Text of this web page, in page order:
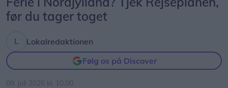
før du tager toget
Lokalredaktionen
Følg os på Discover
09. juli 2026 kl. 10.00